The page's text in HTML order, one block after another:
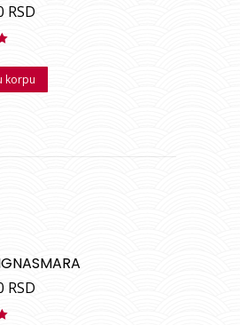
RSD
korpu
RSD